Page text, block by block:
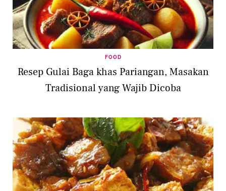
FOOD
Resep Gulai Baga khas Pariangan, Masakan
Tradisional yang Wajib Dicoba